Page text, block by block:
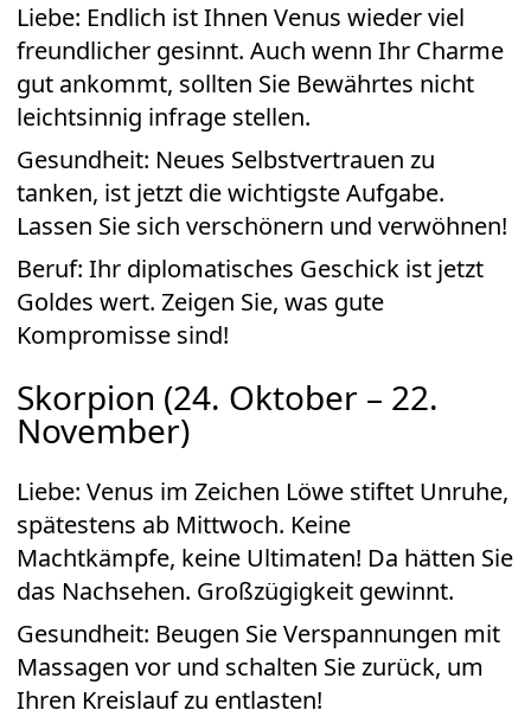
Liebe: Endlich ist Ihnen Venus wieder viel
freundlicher gesinnt. Auch wenn Ihr Charme
gut ankommt, sollten Sie Bewährtes nicht
leichtsinnig infrage stellen.
Gesundheit: Neues Selbstvertrauen zu
tanken, ist jetzt die wichtigste Aufgabe.
Lassen Sie sich verschönern und verwöhnen!
Beruf: Ihr diplomatisches Geschick ist jetzt
Goldes wert. Zeigen Sie, was gute
Kompromisse sind!
Skorpion (24. Oktober – 22.
November)
Liebe: Venus im Zeichen Löwe stiftet Unruhe,
spätestens ab Mittwoch. Keine
Machtkämpfe, keine Ultimaten! Da hätten Sie
das Nachsehen. Großzügigkeit gewinnt.
Gesundheit: Beugen Sie Verspannungen mit
Massagen vor und schalten Sie zurück, um
Ihren Kreislauf zu entlasten!